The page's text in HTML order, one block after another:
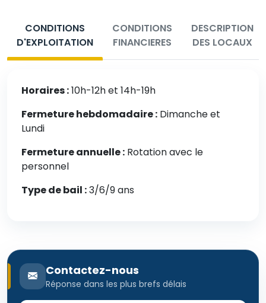
CONDITIONS
D'EXPLOITATION
CONDITIONS
FINANCIERES
DESCRIPTION
DES LOCAUX
Horaires :10h-12h et 14h-19h
Fermeture hebdomadaire : Dimanche et
Lundi
Fermeture annuelle : Rotation avec le
personnel
Type de bail :3/6/9 ans
Contactez-nous
Réponse dans les plus brefs délais